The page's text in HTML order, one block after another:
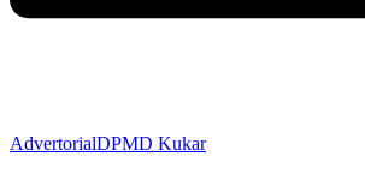
AdvertorialDPMD Kukar